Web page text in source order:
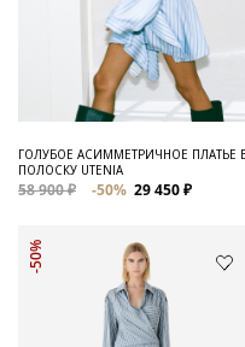
ГОЛУБОЕ АСИММЕТРИЧНОЕ ПЛАТЬЕ
ПОЛОСКУ UTENIA
58 900 ₽ -50% 29 450 ₽
-50%